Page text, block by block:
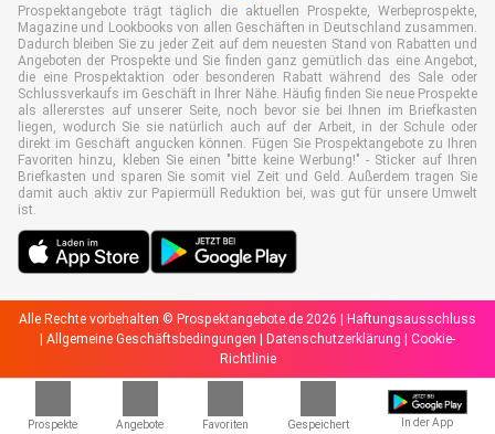
Prospekte Angebote Favoriten Gespeichert In der App
Prospektangebote trägt täglich die aktuellen Prospekte, Werbeprospekte,
Magazine und Lookbooks von allen Geschäften in Deutschland zusammen.
Dadurch bleiben Sie zu jeder Zeit auf dem neuesten Stand von Rabatten und
Angeboten der Prospekte und Sie finden ganz gemütlich das eine Angebot,
die eine Prospektaktion oder besonderen Rabatt während des Sale oder
Schlussverkaufs im Geschäft in Ihrer Nähe. Häufig finden Sie neue Prospekte
als allererstes auf unserer Seite, noch bevor sie bei Ihnen im Briefkasten
liegen, wodurch Sie sie natürlich auch auf der Arbeit, in der Schule oder
direkt im Geschäft angucken können. Fügen Sie Prospektangebote zu Ihren
Favoriten hinzu, kleben Sie einen "bitte keine Werbung!" - Sticker auf Ihren
Briefkasten und sparen Sie somit viel Zeit und Geld. Außerdem tragen Sie
damit auch aktiv zur Papiermüll Reduktion bei, was gut für unsere Umwelt
ist.
Alle Rechte vorbehalten © Prospektangebote.de 2026 |
Haftungsausschluss
Allgemeine Geschäftsbedingungen Datenschutzerklärung
Cookie-
Richtlinie